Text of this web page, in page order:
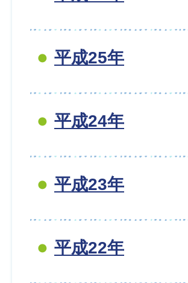
平成25年
平成24年
平成23年
平成22年